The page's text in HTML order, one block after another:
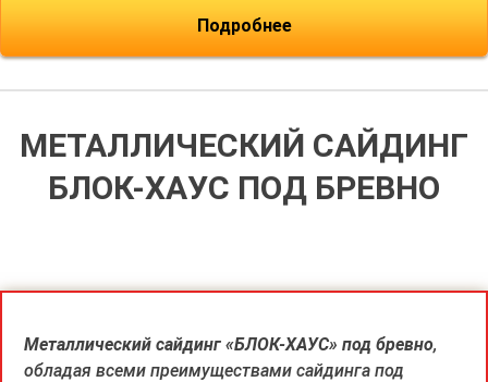
Подробнее
МЕТАЛЛИЧЕСКИЙ САЙДИНГ
БЛОК-ХАУС ПОД БРЕВНО
Металлический сайдинг «БЛОК-ХАУС» под бревно,
обладая всеми преимуществами сайдинга под